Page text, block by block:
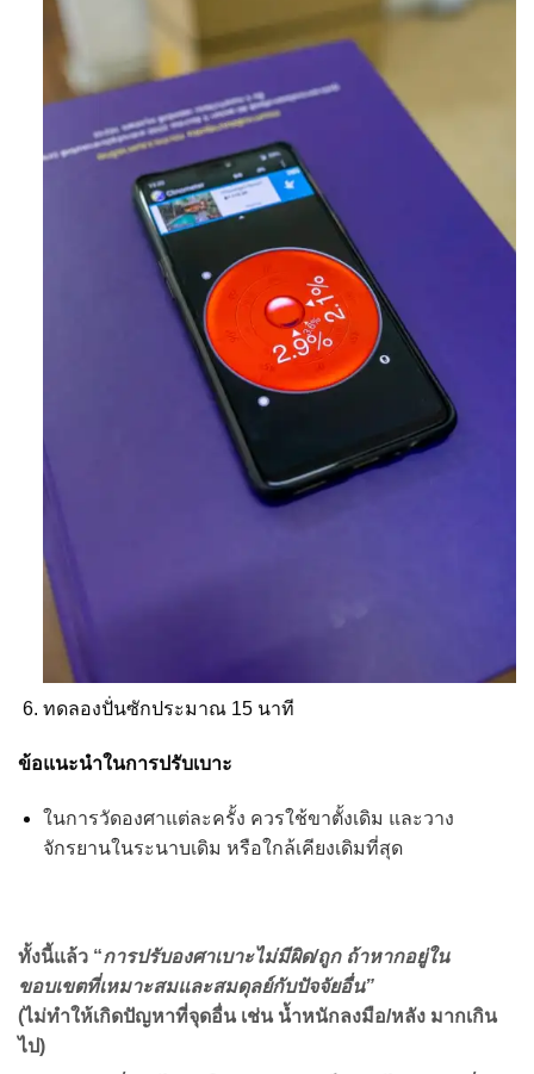
ทดลองปั่นซักประมาณ 15 นาที
ข้อแนะนำในการปรับเบาะ
ในการวัดองศาแต่ละครั้ง ควรใช้ขาตั้งเดิม และวาง
จักรยานในระนาบเดิม หรือใกล้เคียงเดิมที่สุด
ทั้งนี้แล้ว “การปรับองศาเบาะไม่มีผิด/ถูก ถ้าหากอยู่ใน
ขอบเขตที่เหมาะสมและสมดุลย์กับปัจจัยอื่น”
(ไม่ทำให้เกิดปัญหาที่จุดอื่น เช่น น้ำหนักลงมือ/หลัง มากเกิน
ไป)